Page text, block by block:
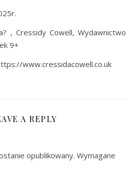
, Cressidy Cowell, Wydawnictwo
9+
www.cressidacowell.co.uk
A REPLY
opublikowany. Wymagane